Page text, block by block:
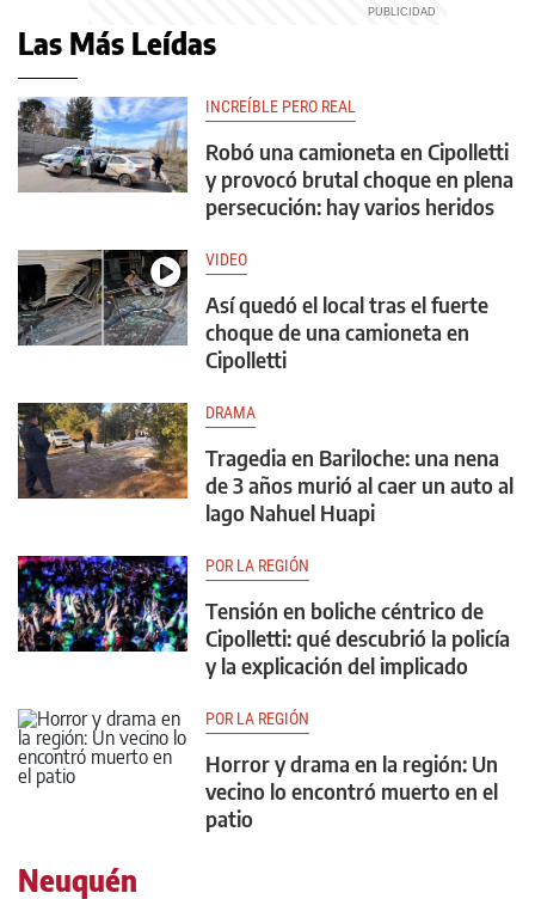
Las Más Leídas
INCREÍBLE PERO REAL
Robó una camioneta en Cipolletti
y provocó brutal choque en plena
persecución: hay varios heridos
VIDEO
Así quedó el local tras el fuerte
choque de una camioneta en
Cipolletti
DRAMA
Tragedia en Bariloche: una nena
de 3 años murió al caer un auto al
lago Nahuel Huapi
POR LA REGIÓN
Tensión en boliche céntrico de
Cipolletti: qué descubrió la policía
y la explicación del implicado
POR LA REGIÓN
Horror y drama en la región: Un
vecino lo encontró muerto en el
patio
Neuquén